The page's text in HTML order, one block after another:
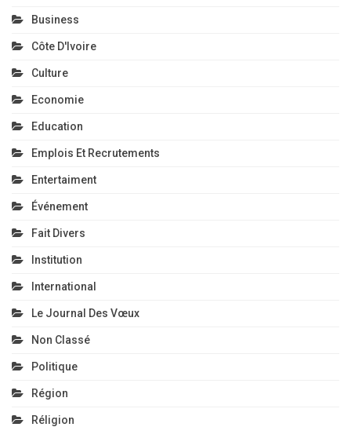
Business
Côte D'Ivoire
Culture
Economie
Education
Emplois Et Recrutements
Entertaiment
Événement
Fait Divers
Institution
International
Le Journal Des Vœux
Non Classé
Politique
Région
Réligion